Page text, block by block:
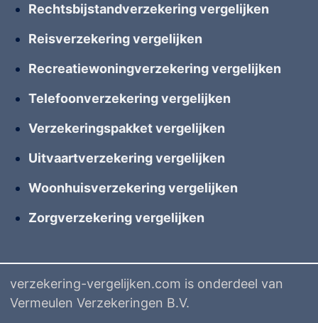
Rechtsbijstandverzekering vergelijken
Reisverzekering vergelijken
Recreatiewoningverzekering vergelijken
Telefoonverzekering vergelijken
Verzekeringspakket vergelijken
Uitvaartverzekering vergelijken
Woonhuisverzekering vergelijken
Zorgverzekering vergelijken
verzekering-vergelijken.com is onderdeel van
Vermeulen Verzekeringen B.V.